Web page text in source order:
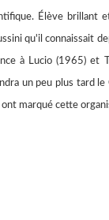
Élève brillant
qu'il connaissait
à Lucio (1965) et
un peu plus tard
marqué cette